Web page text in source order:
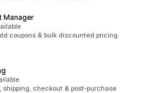
Manager
coupons & bulk discounted pricing
checkout & post-purchase